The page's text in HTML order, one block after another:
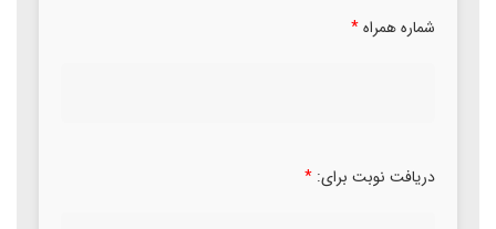
شماره همراه*
دریافت نوبت برای: *